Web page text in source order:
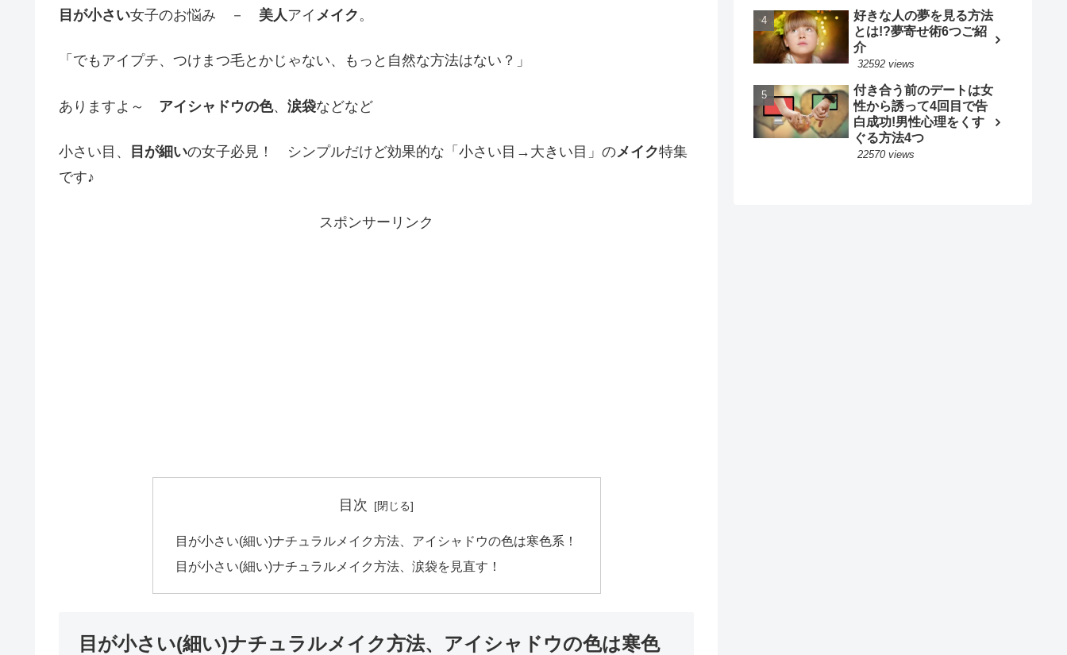
目が小さい女子のお悩み － 美人アイ メイク。
「でもアイプチ、つけまつ毛とかじゃない、もっと自然な方法はない？」
ありますよ～ アイシャドウの色、 涙袋などなど
小さい目、 目が細いの女子必見！ シンプルだけど効果的な「小さい目→大きい目」のメイク特集
です♪
スポンサーリンク
目次
目が小さい(細い)ナチュラルメイク方法、アイシャドウの色は寒色系！
目が小さい(細い)ナチュラルメイク方法、涙袋を見直す！
目が小さい(細い)ナチュラルメイク方法、アイシャドウの色は寒色
好きな人の夢を見る方法
とは!?夢寄せ術6つご紹
介
32592 views
付き合う前のデートは女
性から誘って4回目で告
白成功!男性心理をくす
ぐる方法4つ
22570 views